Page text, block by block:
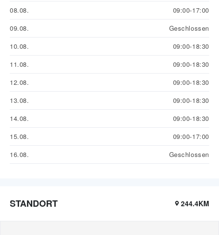
08.08.
09:00-17:00
09.08.
Geschlossen
10.08.
09:00-18:30
11.08.
09:00-18:30
12.08.
09:00-18:30
13.08.
09:00-18:30
14.08.
09:00-18:30
15.08.
09:00-17:00
16.08.
Geschlossen
STANDORT 244.4KM